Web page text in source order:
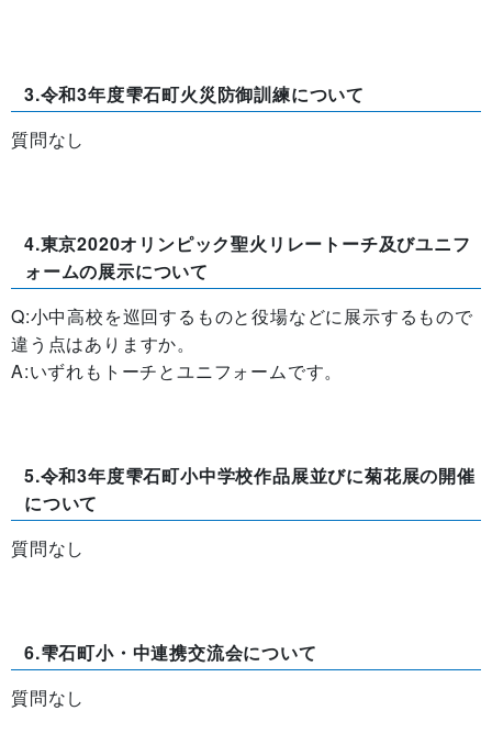
3.令和3年度雫石町火災防御訓練について
質問なし
4.東京2020オリンピック聖火リレートーチ及びユニフ
ォームの展示について
Q:小中高校を巡回するものと役場などに展示するもので
違う点はありますか。
A:いずれもトーチとユニフォームです。
5.令和3年度雫石町小中学校作品展並びに菊花展の開催
について
質問なし
6.雫石町小・中連携交流会について
質問なし